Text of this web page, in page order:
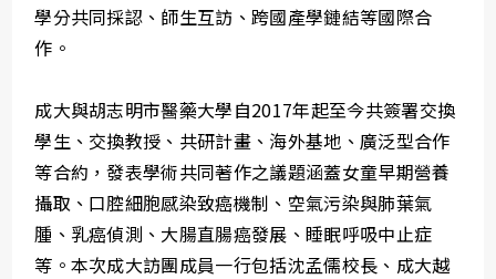
學分共同採認、師生互訪、跨國產學鏈結等國際合
作。
成大與胡志明市醫藥大學自2017年起至今共簽署交換
學生、交換教授、共研計畫、海外基地、廣泛型合作
等合約，發表學術共同著作之議題涵蓋女童早期營養
攝取、口腔細胞感染致癌機制、空氣污染與肺葉氣
腫、乳癌偵測、大腸直腸癌發展、睡眠呼吸中止症
等。本次成大訪團成員一行包括沈孟儒校長、成大越